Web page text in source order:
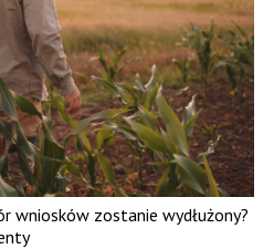
wniosków zostanie wydłużony?